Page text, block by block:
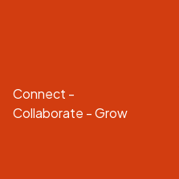
Connect -
Collaborate - Grow